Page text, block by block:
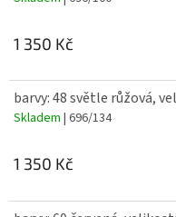
1 350 Kč
barvy: 48 světle růžová,
Skladem | 696/134
1 350 Kč